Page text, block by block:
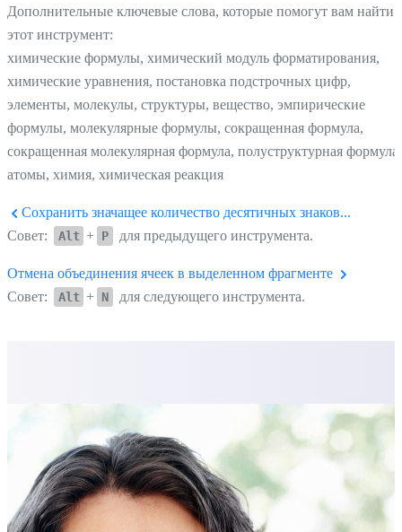
Дополнительные ключевые слова, которые помогут вам найти
этот инструмент:
химические формулы, химический модуль форматирования,
химические уравнения, постановка подстрочных цифр,
элементы, молекулы, структуры, вещество, эмпирические
формулы, молекулярные формулы, сокращенная формула,
сокращенная молекулярная формула, полуструктурная формула,
атомы, химия, химическая реакция
Сохранить значащее количество десятичных знаков...
Совет:
Alt + P для предыдущего инструмента.
Отмена объединения ячеек в выделенном фрагменте
Совет:
Alt + N для следующего инструмента.